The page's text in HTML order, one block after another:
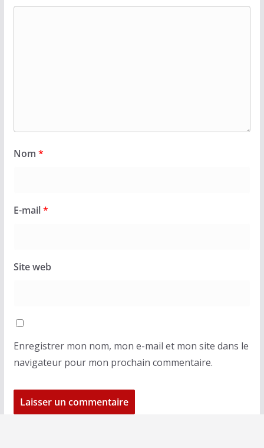
Nom *
E-mail*
Site web
Enregistrer mon nom, mon e-mail et mon site dans le
navigateur pour mon prochain commentaire.